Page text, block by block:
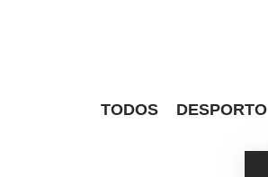
TODOS DESPORTO